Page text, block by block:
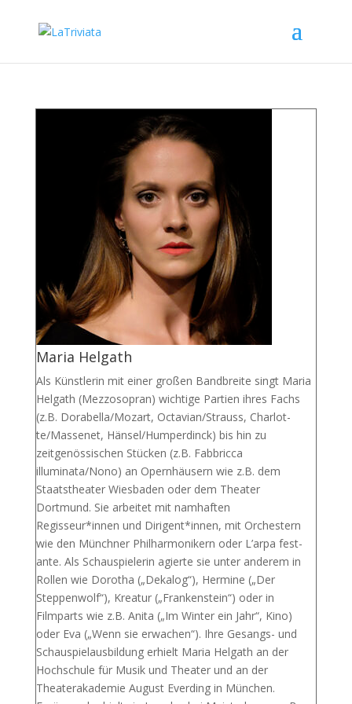
Maria Helgath
Als Künstlerin mit einer großen Bandbreite singt Maria
Helgath (Mezzosopran) wichtige Partien ihres Fachs
(z.B. Dorabella/Mozart, Octavian/Strauss, Charlot-
te/Massenet, Hänsel/Humperdinck) bis hin zu
zeitgenössischen Stücken (z.B. Fabbricca
illuminata/Nono) an Opernhäusern wie z.B. dem
Staatstheater Wiesbaden oder dem Theater
Dortmund. Sie arbeitet mit namhaften
Regisseur*innen und Dirigent*innen, mit Orchestern
wie den Münchner Philharmonikern oder L’arpa fest-
ante. Als Schauspielerin agierte sie unter anderem in
Rollen wie Dorotha („Dekalog“), Hermine („Der
Steppenwolf“), Kreatur („Frankenstein“) oder in
Filmparts wie z.B. Anita („Im Winter ein Jahr“, Kino)
oder Eva („Wenn sie erwachen“). Ihre Gesangs- und
Schauspielausbildung erhielt Maria Helgath an der
Hochschule für Musik und Theater und an der
Theaterakademie August Everding in München.